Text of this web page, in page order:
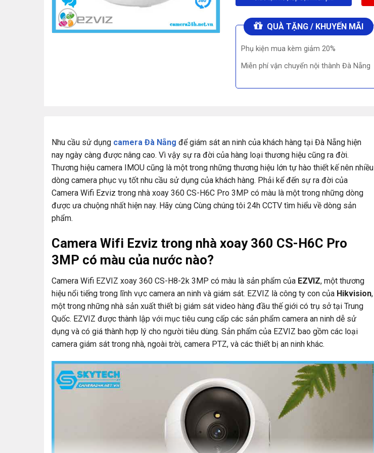
QUÀ TẶNG / KHUYẾN MÃI
Phụ kiện mua kèm giảm 20%
Miễn phí vận chuyển nội thành Đà Nẵng
Nhu cầu sử dụng camera Đà Nẵng để giám sát an ninh của khách hàng tại Đà Nẵng hiện
nay ngày càng được nâng cao. Vì vậy sự ra đời của hàng loại thương hiệu cũng ra đời.
Thương hiệu camera IMOU cũng là một trong những thương hiệu lớn tự hào thiết kế nên nhiều
dòng camera phục vụ tốt nhu cầu sử dụng của khách hàng. Phải kể đến sự ra đời của
Camera Wifi Ezviz trong nhà xoay 360 CS-H6C Pro 3MP có màu là một trong những dòng
được ưa chuộng nhất hiện nay. Hãy cùng Cùng chúng tôi 24h CCTV tìm hiểu về dòng sản
phẩm.
Camera Wifi Ezviz trong nhà xoay 360 CS-H6C Pro
3MP có màu của nước nào?
Camera Wifi EZVIZ xoay 360 CS-H8-2k 3MP có màu là sản phẩm của EZVIZ, một thương
hiệu nổi tiếng trong lĩnh vực camera an ninh và giám sát. EZVIZ là công ty con của Hikvision,
một trong những nhà sản xuất thiết bị giám sát video hàng đầu thế giới có trụ sở tại Trung
Quốc. EZVIZ được thành lập với mục tiêu cung cấp các sản phẩm camera an ninh dễ sử
dụng và có giá thành hợp lý cho người tiêu dùng. Sản phẩm của EZVIZ bao gồm các loại
camera giám sát trong nhà, ngoài trời, camera PTZ, và các thiết bị an ninh khác.